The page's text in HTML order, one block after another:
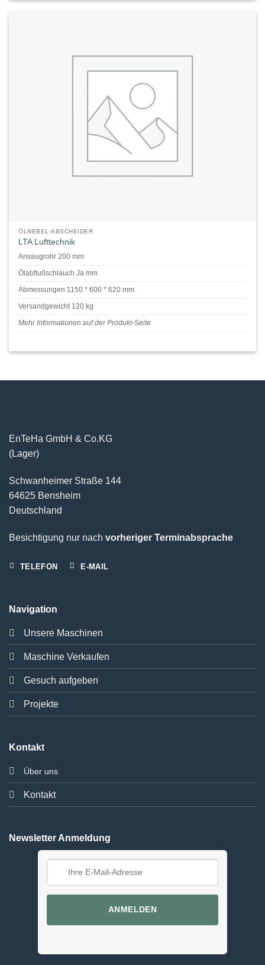
ÖLNEBEL-ABSCHEIDER
LTA Lufttechnik
Ansaugrohr 200 mm
Ölabflußschlauch Ja mm
Abmessungen 1150 * 600 * 620 mm
Versandgewicht 120 kg
Mehr Informationen auf der Produkt-Seite
EnTeHa GmbH & Co.KG
(Lager)
Schwanheimer Straße 144
64625 Bensheim
Deutschland
Besichtigung nur nach vorheriger Terminabsprache
TELEFON E-MAIL
Navigation
Unsere Maschinen
Maschine Verkaufen
Gesuch aufgeben
Projekte
Kontakt
Über uns
Kontakt
Newsletter Anmeldung
ANMELDEN